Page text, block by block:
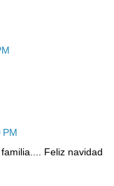
PM
Feliz navidad